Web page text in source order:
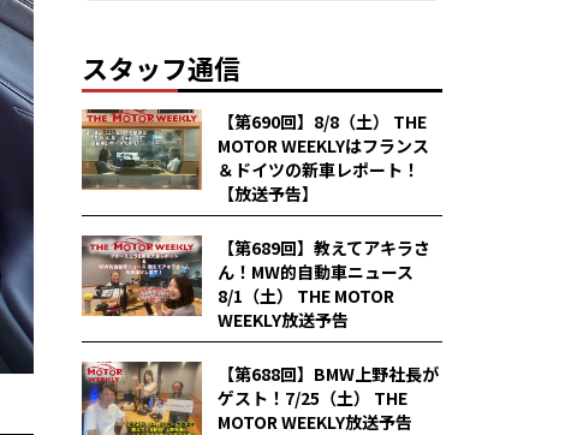
スタッフ通信
【第690回】8/8（土） THE
MOTOR WEEKLYはフランス
＆ドイツの新車レポート！
【放送予告】
【第689回】教えてアキラさ
ん！MW的自動車ニュース
8/1（土） THE MOTOR
WEEKLY放送予告
【第688回】BMW上野社長が
ゲスト！7/25（土） THE
MOTOR WEEKLY放送予告